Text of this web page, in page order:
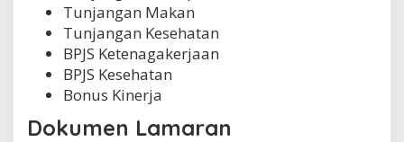
Tunjangan Makan
Tunjangan Kesehatan
BPJS Ketenagakerjaan
BPJS Kesehatan
Bonus Kinerja
Dokumen Lamaran